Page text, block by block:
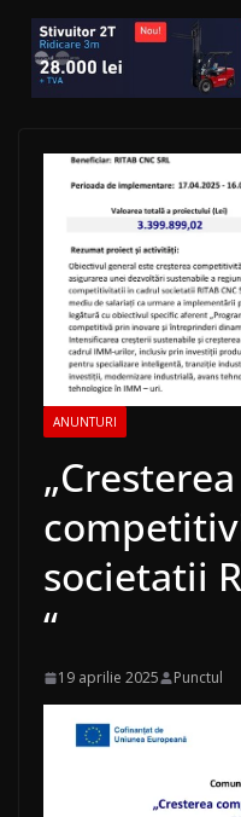
ANUNTURI
„Cresterea
societatii
“
19 aprilie 2025 Punctul